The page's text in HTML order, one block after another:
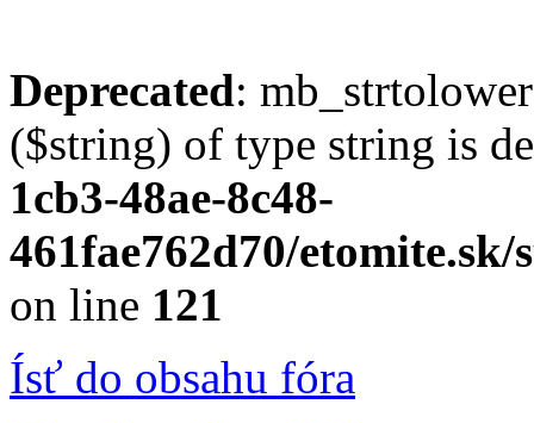
Deprecated:
($string) of type string is
1cb3-48ae-8c48-
461fae762d70/
on line 121
Ísť do obsahu fóra